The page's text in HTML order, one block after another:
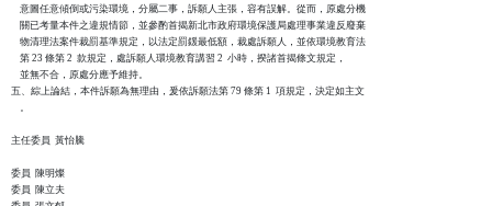
    意圖任意傾倒或污染環境，分屬二事，訴願人主張，容有誤解。從而，原處分機
    關已考量本件之違規情節，並參酌首揭新北市政府環境保護局處理事業違反廢棄
    物清理法案件裁罰基準規定，以法定罰鍰最低額，裁處訴願人，並依環境教育法
    第 23 條第 2  款規定，處訴願人環境教育講習 2  小時，揆諸首揭條文規定，
    並無不合，原處分應予維持。
五、綜上論結，本件訴願為無理由，爰依訴願法第 79 條第 1  項規定，決定如主文
    。
主任委員  黃怡騰
委員  陳明燦
委員  陳立夫